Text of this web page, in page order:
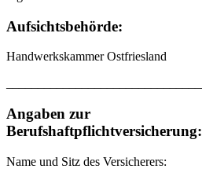
Aufsichtsbehörde:
Handwerkskammer Ostfriesland
Angaben zur
Berufshaftpflichtversicherung:
Name und Sitz des Versicherers: